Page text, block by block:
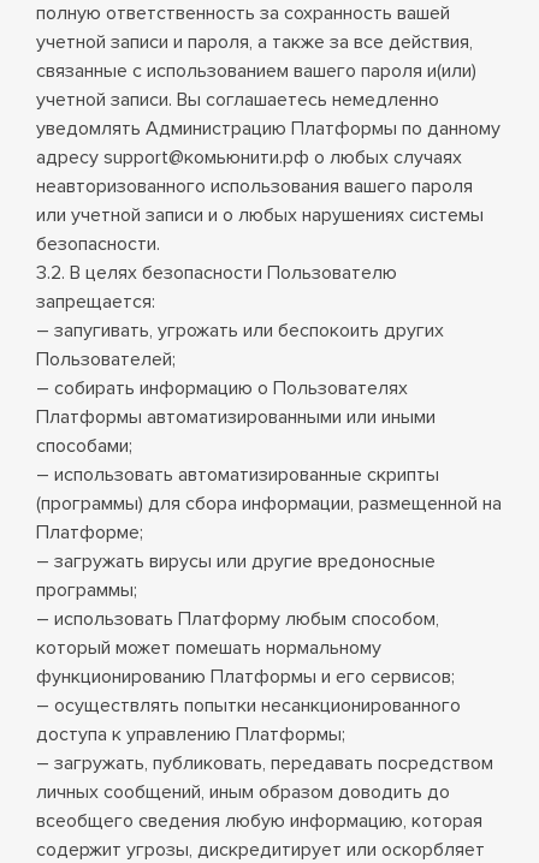
полную ответственность за сохранность вашей
учетной записи и пароля, а также за все действия,
связанные с использованием вашего пароля и(или)
учетной записи. Вы соглашаетесь немедленно
уведомлять Администрацию Платформы по данному
адресу support@комьюнити.рф о любых случаях
неавторизованного использования вашего пароля
или учетной записи и о любых нарушениях системы
безопасности.
3.2. В целях безопасности Пользователю
запрещается:
– запугивать, угрожать или беспокоить других
Пользователей;
– собирать информацию о Пользователях
Платформы автоматизированными или иными
способами;
– использовать автоматизированные скрипты
(программы) для сбора информации, размещенной на
Платформе;
– загружать вирусы или другие вредоносные
программы;
– использовать Платформу любым способом,
который может помешать нормальному
функционированию Платформы и его сервисов;
– осуществлять попытки несанкционированного
доступа к управлению Платформы;
– загружать, публиковать, передавать посредством
личных сообщений, иным образом доводить до
всеобщего сведения любую информацию, которая
содержит угрозы, дискредитирует или оскорбляет